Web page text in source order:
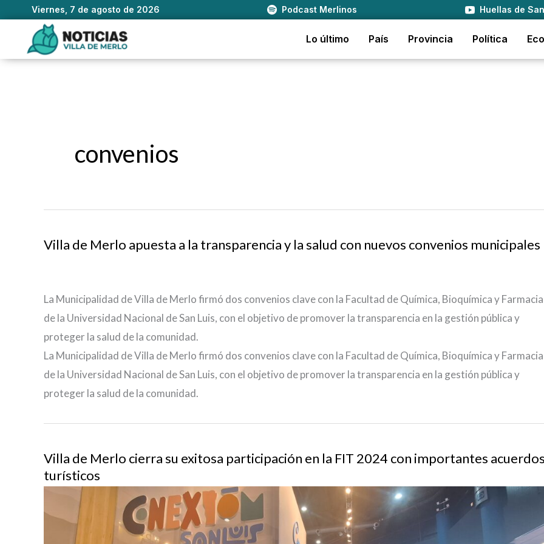
Viernes, 7 de agosto de 2026 Podcast Merlinos Huellas de
contenido
Lo último País Provincia Política
convenios
Villa de Merlo apuesta a la transparencia y la salud con nuevos convenios municipales
La Municipalidad de Villa de Merlo firmó dos convenios clave con la Facultad de Química, Bioquímica y Farmacia
de la Universidad Nacional de San Luis, con el objetivo de promover la transparencia en la gestión pública y
proteger la salud de la comunidad.
La Municipalidad de Villa de Merlo firmó dos convenios clave con la Facultad de Química, Bioquímica y Farmacia
de la Universidad Nacional de San Luis, con el objetivo de promover la transparencia en la gestión pública y
proteger la salud de la comunidad.
Villa de Merlo cierra su exitosa participación en la FIT 2024 con importantes
turísticos